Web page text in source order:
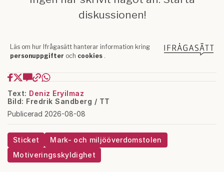
Text: Deniz Eryilmaz
Bild: Fredrik Sandberg / TT
Publicerad 2026-08-08
Sticket
Mark- och miljööverdomstolen
Motiveringsskyldighet